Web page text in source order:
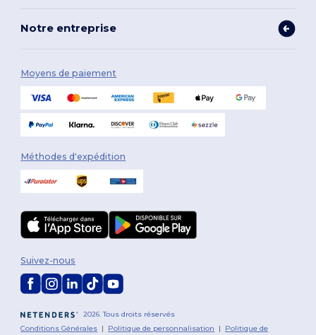
Notre entreprise
Moyens de paiement
Méthodes d'expédition
2026. Tous droits réservés
Conditions Générales | Politique de personnalisation | Politique de
Suivez-nous